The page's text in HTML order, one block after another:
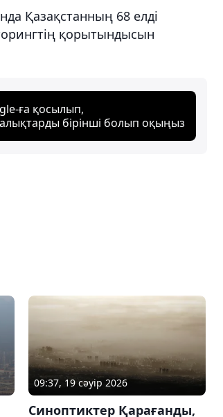
Қазақстанның 68 елді
қорытындысын
ға қосылып,
бірінші болып оқыңыз
09:37, 19 сәуір 2026
Синоптиктер Қарағанды,